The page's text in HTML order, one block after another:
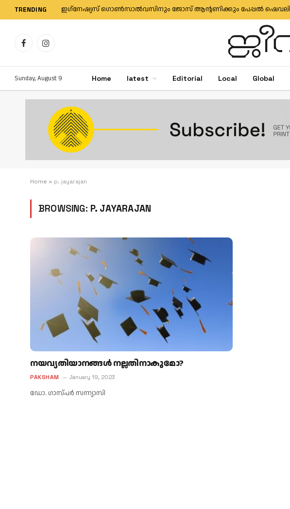
TRENDING
FacebookInstagram
Sunday, August 9 Home latest Editorial Local Global
Home » p. jayarajan
BROWSING: P. JAYARAJAN
നയവ്യതിയാനങ്ങള്‍ നല്ലതിനാകുമോ?
PAKSHAM January 19, 2023
ഡോ. ഗാസ്പര്‍ സന്ന്യാസി